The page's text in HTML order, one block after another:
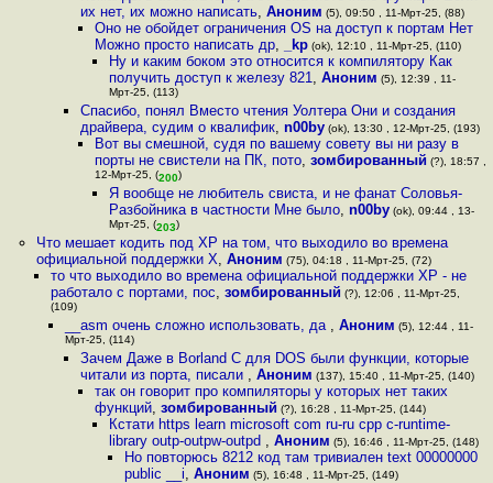
их нет, их можно написать, Аноним (5), 09:50 , 11-Мрт-25, (88)
Оно не обойдет ограничения OS на доступ к портам Нет
Можно просто написать др, _kp(ok), 12:10 , 11-Мрт-25, (110)
Ну и каким боком это относится к компилятору Как
получить доступ к железу 821,Аноним (5), 12:39 , 11-
Мрт-25, (113)
Спасибо, понял Вместо чтения Уолтера Они и создания
драйвера, судим о квалифик, n00by(ok), 13:30 , 12-Мрт-25, (193)
Вот вы смешной, судя по вашему совету вы ни разу в
порты не свистели на ПК, пото, зомбированный (?), 18:57 ,
12-Мрт-25, (200)
Я вообще не любитель свиста, и не фанат Соловья-
Разбойника в частности Мне было,n00by (ok), 09:44 , 13-
Мрт-25, (203)
Что мешает кодить под XP на том, что выходило во времена
официальной поддержки X, Аноним (75), 04:18 , 11-Мрт-25, (72)
то что выходило во времена официальной поддержки XP - не
работало с портами, пос, зомбированный (?), 12:06 , 11-Мрт-25,
(109)
__asm очень сложно использовать, да ,Аноним (5), 12:44 , 11-
Мрт-25, (114)
Зачем Даже в Borland C для DOS были функции, которые
читали из порта, писали , Аноним (137), 15:40 , 11-Мрт-25, (140)
так он говорит про компиляторы у которых нет таких
функций, зомбированный (?), 16:28 , 11-Мрт-25, (144)
Кстати https learn microsoft com ru-ru cpp c-runtime-
library outp-outpw-outpd ,Аноним (5), 16:46 , 11-Мрт-25, (148)
Но повторюсь 8212 код там тривиален text 00000000
public __i, Аноним (5), 16:48 , 11-Мрт-25, (149)